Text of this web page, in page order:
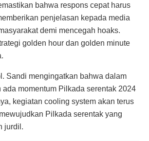
bahwa respons cepat harus
penjelasan kepada media
demi mencegah hoaks.
golden hour dan golden minute
Sandi mengingatkan bahwa dalam
ada momentum Pilkada serentak 2024
kegiatan cooling system akan terus
Pilkada serentak yang
jurdil.